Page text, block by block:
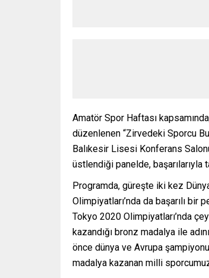
Amatör Spor Haftası
düzenlenen “Zirvedeki Sporcu
Balıkesir Lisesi Konferans
üstlendiği panelde, başarılarıyla
Programda, güreşte iki kez
Olimpiyatları’nda da başarılı
Tokyo 2020 Olimpiyatları’nda
kazandığı bronz madalya ile
önce dünya ve Avrupa
madalya kazanan milli